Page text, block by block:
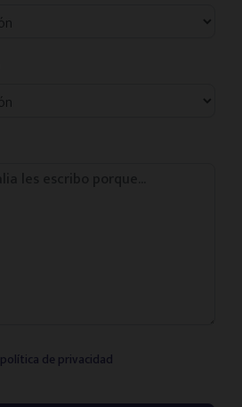
política de privacidad